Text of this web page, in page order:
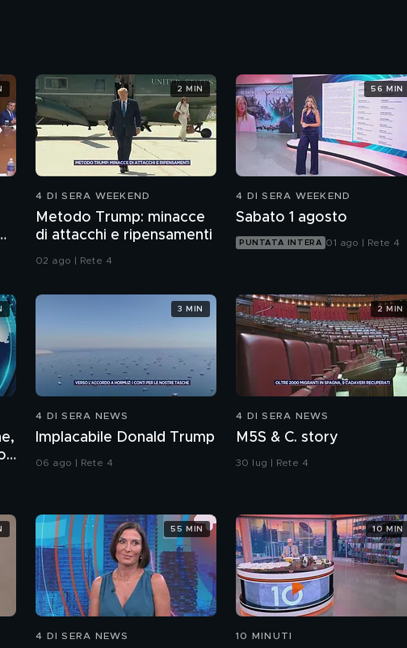
4 DI SERA WEEKEND
Metodo Trump: minacce
di attacchi e ripensamenti
02 ago | Rete 4
2 MIN
4 DI SERA WEEKEND
Sabato 1 agosto
PUNTATA INTERA 01 ago | Rete 4
56 MIN
4 DI SERA NEWS
Implacabile Donald Trump
06 ago | Rete 4
3 MIN
4 DI SERA NEWS
M5S & C. story
30 lug | Rete 4
2 MIN
4 DI SERA NEWS
55 MIN
10 MINUTI
10 MIN